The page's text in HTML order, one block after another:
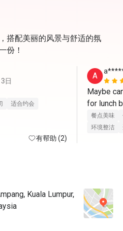
搭配美丽的风景与舒适的氛
份！
日
适合约会
有帮助 (2)
A
Maybe
for lunch
餐点美味
环境整洁
Kuala Lumpur,